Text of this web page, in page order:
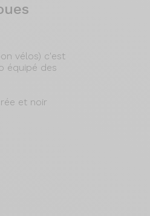
vélos) c'est
équipé des
et noir